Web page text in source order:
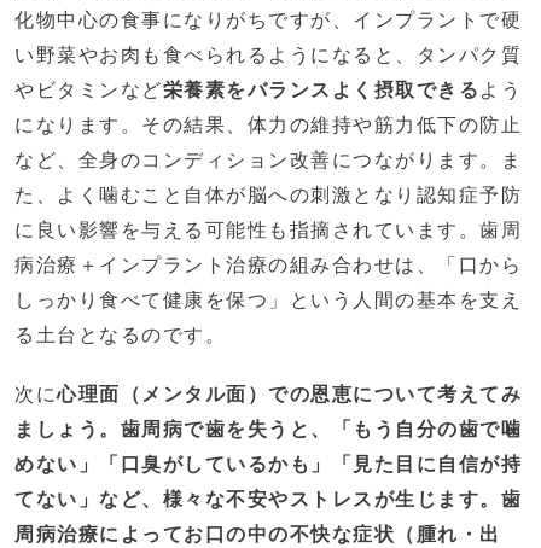
化物中心の食事になりがちですが、インプラントで硬
い野菜やお肉も食べられるようになると、タンパク質
やビタミンなど栄養素をバランスよく摂取できる よう
になります。その結果、体力の維持や筋力低下の防止
など、全身のコンディション改善につながります。ま
た、よく噛むこと自体が脳への刺激となり認知症予防
に良い影響を与える可能性も指摘されています。歯周
病治療＋インプラント治療の組み合わせは、「口から
しっかり食べて健康を保つ」という人間の基本を支え
る土台となるのです。
次に心理面（メンタル面）での恩恵について考えてみ
ましょう。歯周病で歯を失うと、「もう自分の歯で噛
めない」「口臭がしているかも」「見た目に自信が持
てない」など、様々な不安やストレスが生じます。歯
周病治療によってお口の中の不快な症状（腫れ・出